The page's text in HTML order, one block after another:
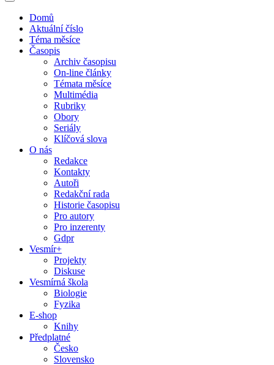
Domů
Aktuální číslo
Téma měsíce
Časopis
Archiv časopisu
On-line články
Témata měsíce
Multimédia
Rubriky
Obory
Seriály
Klíčová slova
O nás
Redakce
Kontakty
Autoři
Redakční rada
Historie časopisu
Pro autory
Pro inzerenty
Gdpr
Vesmír+
Projekty
Diskuse
Vesmírná škola
Biologie
Fyzika
E-shop
Knihy
Předplatné
Česko
Slovensko